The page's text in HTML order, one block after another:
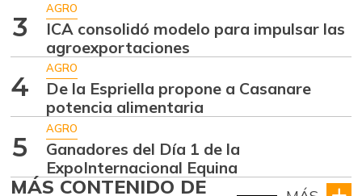
3
AGRO
ICA consolidó modelo para impulsar las
agroexportaciones
4
AGRO
De la Espriella propone a Casanare
potencia alimentaria
5
AGRO
Ganadores del Día 1 de la
ExpoInternacional Equina
MÁS CONTENIDO DE